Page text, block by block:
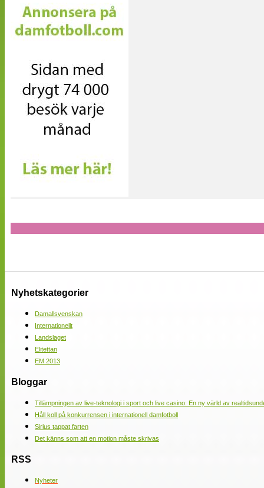
Nyhetskategorier
Damallsvenskan
Internationellt
Landslaget
Elitettan
EM 2013
Bloggar
Tillämpningen av live-teknologi i sport och live casino: En ny värld av
Håll koll på konkurrensen i internationell damfotboll
Sirius tappat farten
Det känns som att en motion måste skrivas
RSS
Nyheter